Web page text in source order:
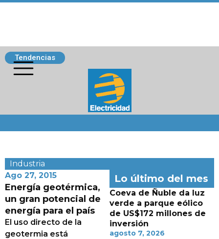
Tendencias
Industria
Ago 27, 2015
Energía geotérmica,
un gran potencial de
energía para el país
El uso directo de la
geotermia está
Lo último del mes
Coeva de Ñuble da luz
verde a parque eólico
de US$172 millones de
inversión
agosto 7, 2026